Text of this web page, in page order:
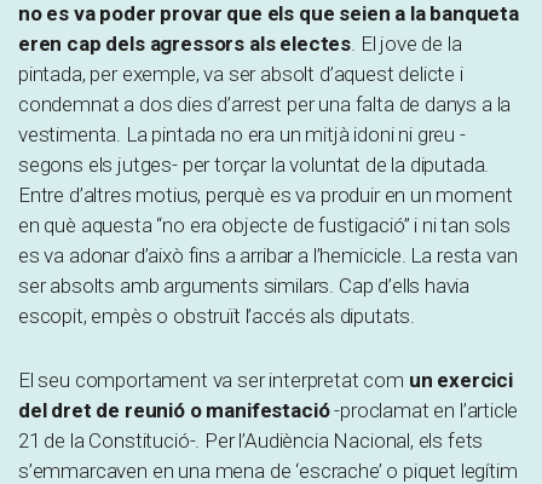
no es va poder provar que els que seien a la banqueta
eren cap dels agressors als electes . El jove de la
pintada, per exemple, va ser absolt d’aquest delicte i
condemnat a dos dies d’arrest per una falta de danys a la
vestimenta. La pintada no era un mitjà idoni ni greu -
segons els jutges- per torçar la voluntat de la diputada.
Entre d’altres motius, perquè es va produir en un moment
en què aquesta “no era objecte de fustigació” i ni tan sols
es va adonar d’això fins a arribar a l’hemicicle. La resta van
ser absolts amb arguments similars. Cap d’ells havia
escopit, empès o obstruït l’accés als diputats.
El seu comportament va ser interpretat com un exercici
del dret de reunió o manifestació-proclamat en l’article
21 de la Constitució-. Per l’Audiència Nacional, els fets
s’emmarcaven en una mena de ‘escrache’ o piquet legítim